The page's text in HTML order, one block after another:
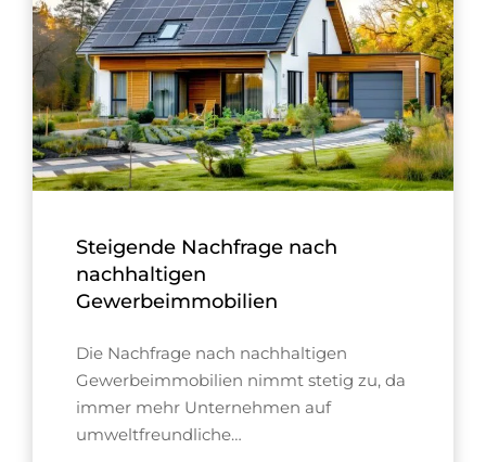
Steigende Nachfrage nach
nachhaltigen
Gewerbeimmobilien
Die Nachfrage nach nachhaltigen
Gewerbeimmobilien nimmt stetig zu, da
immer mehr Unternehmen auf
umweltfreundliche…